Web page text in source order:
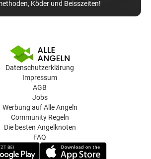
Köder und Beisszeiten!
Datenschutzerklärung
Impressum
AGB
Jobs
Werbung auf Alle Angeln
Community Regeln
Die besten Angelknoten
FAQ